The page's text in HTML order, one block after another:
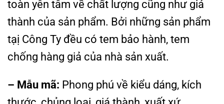
toàn yên tâm về chất lượng cũng như giá
thành của sản phẩm. Bởi những sản phẩm
tạị Công Ty đều có tem bảo hành, tem
chống hàng giả của nhà sản xuất.
– Mẫu mã: Phong phú về kiểu dáng, kích